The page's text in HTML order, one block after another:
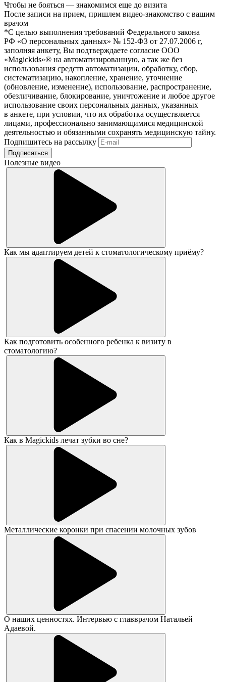
Чтобы не бояться — знакомимся еще до визита
После записи на прием, пришлем видео-знакомство с вашим
врачом
*С целью выполнения требований Федерального закона
РФ «О персональных данных» № 152-ФЗ от 27.07.2006 г,
заполняя анкету, Вы подтверждаете согласие ООО
«Magickids»® на автоматизированную, а так же без
использования средств автоматизации, обработку, сбор,
систематизацию, накопление, хранение, уточнение
(обновление, изменение), использование, распространение,
обезличивание, блокирование, уничтожение и любое другое
использование своих персональных данных, указанных
в анкете, при условии, что их обработка осуществляется
лицами, профессионально занимающимися медицинской
деятельностью и обязанными сохранять медицинскую тайну.
Подпишитесь на рассылку
Подписаться
Полезные видео
Как мы адаптируем детей к стоматологическому приёму?
Как подготовить особенного ребенка к визиту в
стоматологию?
Как в Magickids лечат зубки во сне?
Металлические коронки при спасении молочных зубов
О наших ценностях. Интервью с главврачом Натальей
Адаевой.